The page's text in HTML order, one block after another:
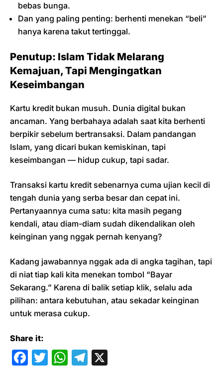
bebas bunga.
Dan yang paling penting: berhenti menekan “beli”
hanya karena takut tertinggal.
Penutup: Islam Tidak Melarang
Kemajuan, Tapi Mengingatkan
Keseimbangan
Kartu kredit bukan musuh. Dunia digital bukan
ancaman. Yang berbahaya adalah saat kita berhenti
berpikir sebelum bertransaksi. Dalam pandangan
Islam, yang dicari bukan kemiskinan, tapi
keseimbangan — hidup cukup, tapi sadar.
Transaksi kartu kredit sebenarnya cuma ujian kecil di
tengah dunia yang serba besar dan cepat ini.
Pertanyaannya cuma satu: kita masih pegang
kendali, atau diam-diam sudah dikendalikan oleh
keinginan yang nggak pernah kenyang?
Kadang jawabannya nggak ada di angka tagihan, tapi
di niat tiap kali kita menekan tombol “Bayar
Sekarang.” Karena di balik setiap klik, selalu ada
pilihan: antara kebutuhan, atau sekadar keinginan
untuk merasa cukup.
Share it:
F
T
W T